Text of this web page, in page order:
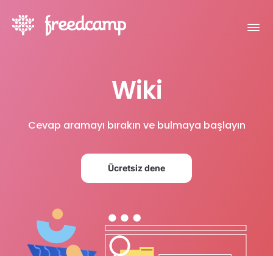
Wiki
Cevap aramayı bırakın ve bulmaya başlayın
Ücretsiz dene